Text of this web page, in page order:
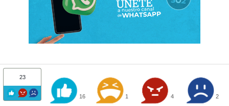
23
16 1 4 2